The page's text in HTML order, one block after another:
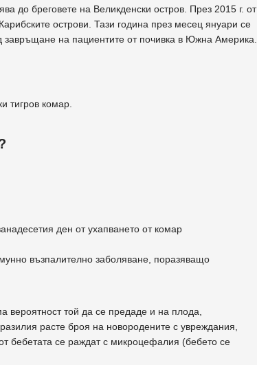
до бреговете на Великденски остров. През 2015 г. от
острови. Тази година през месец януари се
завръщане на пациентите от почивка в Южна Америка.
тигров комар.
ден от ухапването от комар
възпалително заболяване, поразяващо
вероятност той да се предаде и на плода,
расте броя на новородените с увреждания,
бебетата се раждат с микроцефалия (бебето се